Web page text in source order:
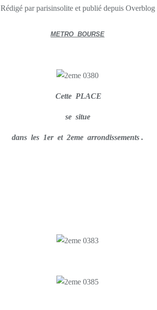
Rédigé par parisinsolite et publié depuis Overblog
METRO BOURSE
Cette PLACE
se situe
dans les 1er et 2eme arrondissements .